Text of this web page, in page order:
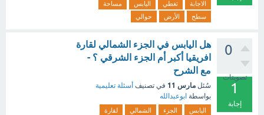
الاجابة تغطي اليابس
مساحة
سطح
الأرض حوالي
0
تصويتات
1
إجابة
هل اليابس في الجزء الشمالي لقارة
افريقيا أكبر أم الجزء الشرقي ؟ -
مع الشرح
سُئل مارس 11 في تصنيف أسئلة تعليمية
بواسطة ابوعبدالله
اليابس الجزء الشمالي
لقارة